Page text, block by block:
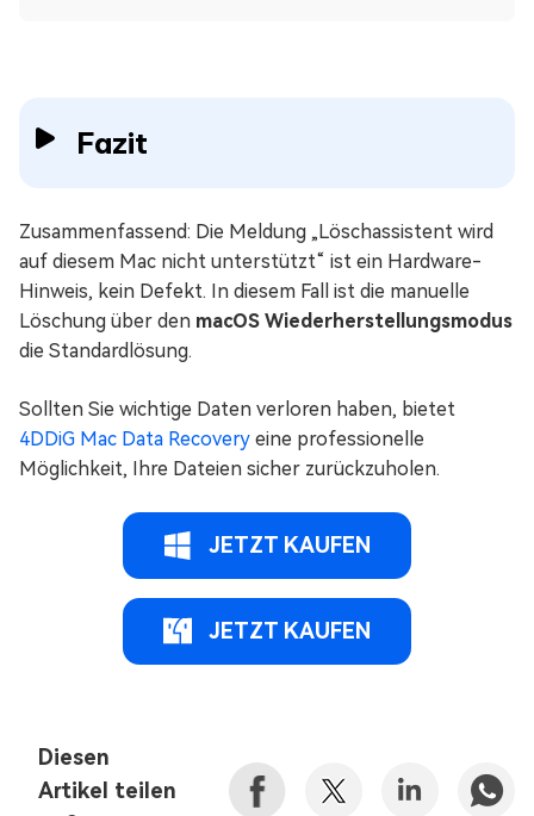
Fazit
Zusammenfassend: Die Meldung „Löschassistent wird
auf diesem Mac nicht unterstützt“ ist ein Hardware-
Hinweis, kein Defekt. In diesem Fall ist die manuelle
Löschung über den macOS Wiederherstellungsmodus
die Standardlösung.
Sollten Sie wichtige Daten verloren haben, bietet
4DDiG Mac Data Recovery eine professionelle
Möglichkeit, Ihre Dateien sicher zurückzuholen.
JETZT KAUFEN
JETZT KAUFEN
Diesen
Artikel teilen